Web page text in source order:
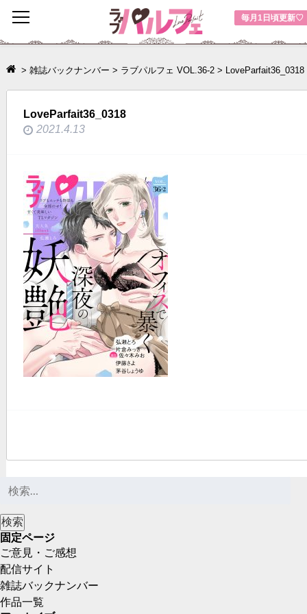
毎月1日頃更新♡
toggle
navigation
> 雑誌バックナンバー > ラブパルフェ VOL.36-2> LoveParfait36_0318
LoveParfait36_0318
2021.4.13
固定ページ
ご意見・ご感想
配信サイト
雑誌バックナンバー
作品一覧